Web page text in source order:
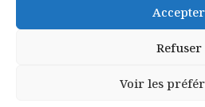
Accepter
Refuser
Voir les